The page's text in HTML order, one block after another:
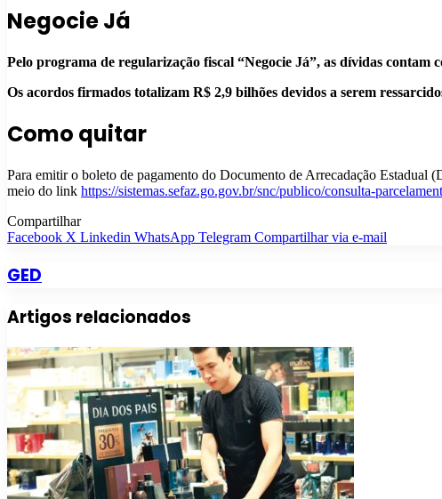
Negocie Já
Pelo programa de regularização fiscal “Negocie Já”, as dívidas
Os acordos firmados totalizam R$ 2,9 bilhões devidos a serem
Como quitar
Para emitir o boleto de pagamento do Documento de Arrecadação
meio do link https://sistemas.sefaz.go.gov.br/snc/publico/consulta-
Compartilhar
Facebook X Linkedin WhatsApp Telegram Compartilhar via e-mail
GED
Artigos relacionados